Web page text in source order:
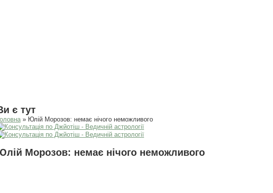
є тут
» Юлій Морозов: немає нічого неможливого
Морозов: немає нічого неможливого